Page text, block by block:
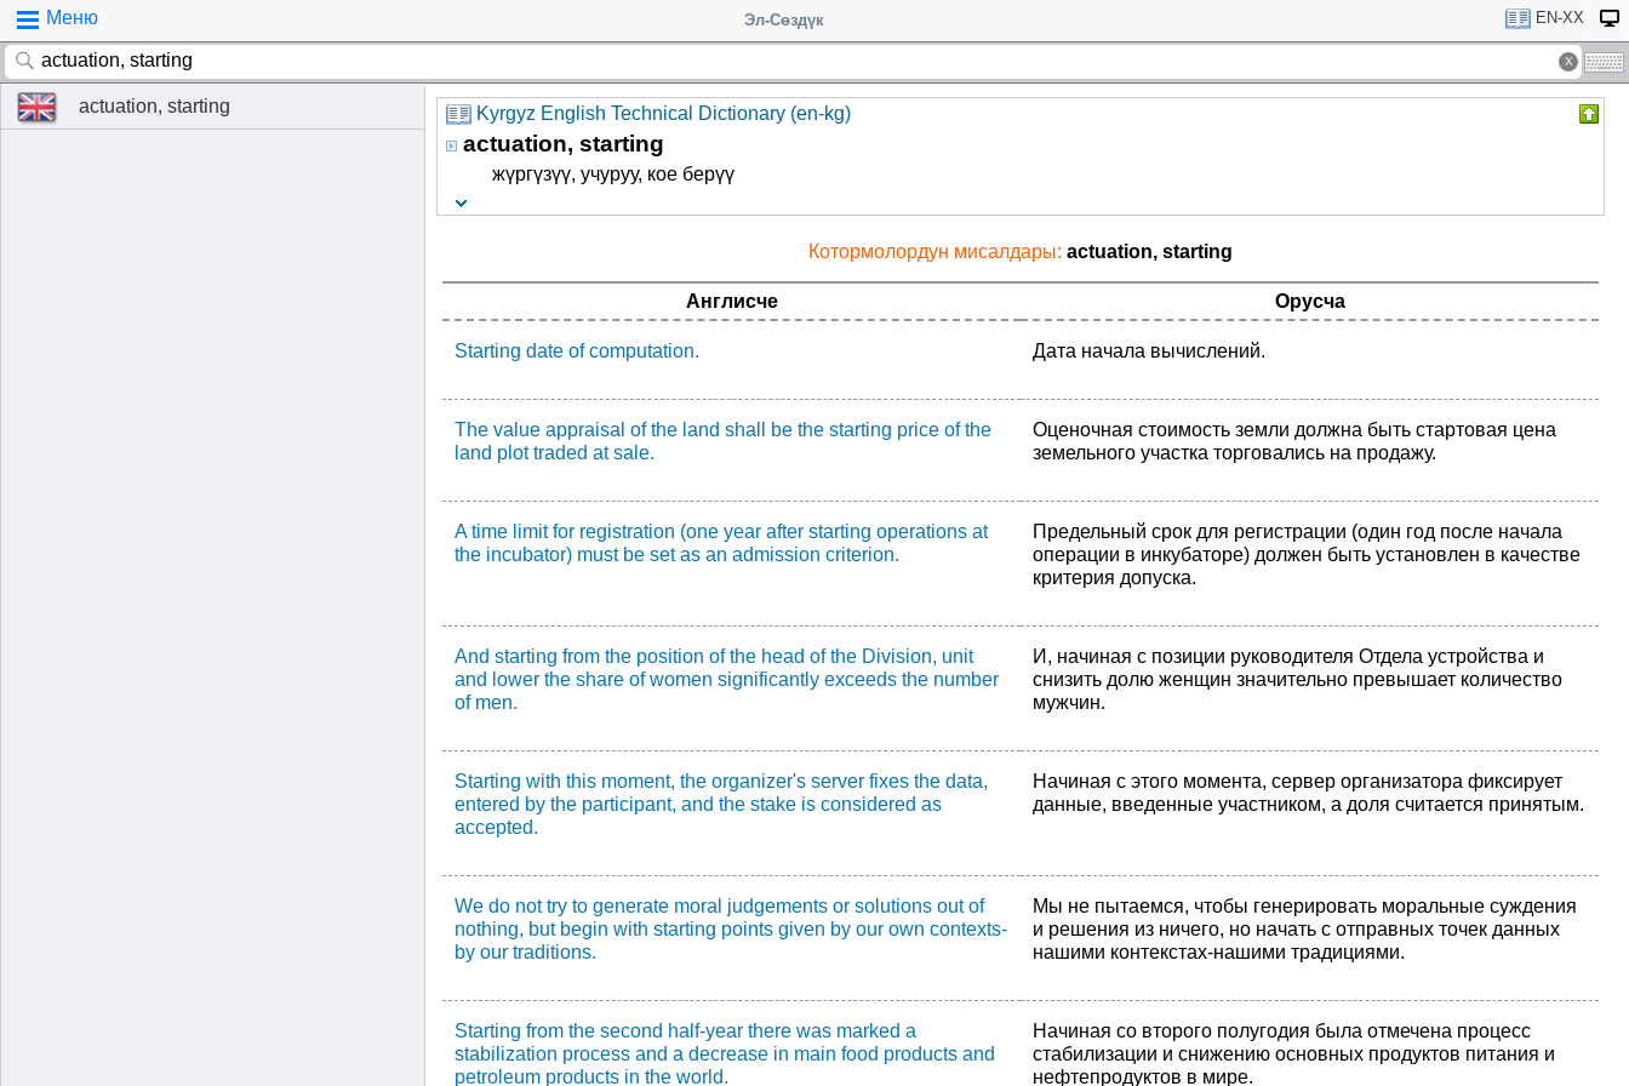
Меню Эл-Сөздүк EN-XX
actuation, starting Kyrgyz English Technical Dictionary (en-kg)
actuation, starting
жүргүзүү, учуруу, кое берүү
Котормолордун мисалдары: actuation, starting
Англисче Орусча
Starting date of computation. Дата начала вычислений.
The value appraisal of the land shall be the starting price of the
land plot traded at sale.
Оценочная стоимость земли должна быть стартовая цена
земельного участка торговались на продажу.
A time limit for registration (one year after starting operations at
the incubator) must be set as an admission criterion.
Предельный срок для регистрации (один год после начала
операции в инкубаторе) должен быть установлен в качестве
критерия допуска.
And starting from the position of the head of the Division, unit
and lower the share of women significantly exceeds the number
of men.
И, начиная с позиции руководителя Отдела устройства и
снизить долю женщин значительно превышает количество
мужчин.
Starting with this moment, the organizer's server fixes the data,
entered by the participant, and the stake is considered as
accepted.
Начиная с этого момента, сервер организатора фиксирует
данные, введенные участником, а доля считается принятым.
We do not try to generate moral judgements or solutions out of
nothing, but begin with starting points given by our own contexts-
by our traditions.
Мы не пытаемся, чтобы генерировать моральные суждения
и решения из ничего, но начать с отправных точек данных
нашими контекстах-нашими традициями.
Starting from the second half-year there was marked a
stabilization process and a decrease in main food products and
petroleum products in the world.
Начиная со второго полугодия была отмечена процесс
стабилизации и снижению основных продуктов питания и
нефтепродуктов в мире.